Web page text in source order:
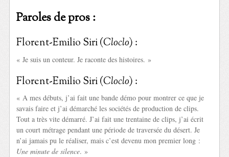
Paroles de pros :
Florent-Emilio Siri (Cloclo) :
« Je suis un conteur. Je raconte des histoires. »
Florent-Emilio Siri (Cloclo) :
« A mes débuts, j’ai fait une bande démo pour montrer ce que je
savais faire et j’ai démarché les sociétés de production de clips.
Tout a très vite démarré. J’ai fait une trentaine de clips, j’ai écrit
un court métrage pendant une période de traversée du désert. Je
n’ai jamais pu le réaliser, mais c’est devenu mon premier long :
Une minute de silence. »